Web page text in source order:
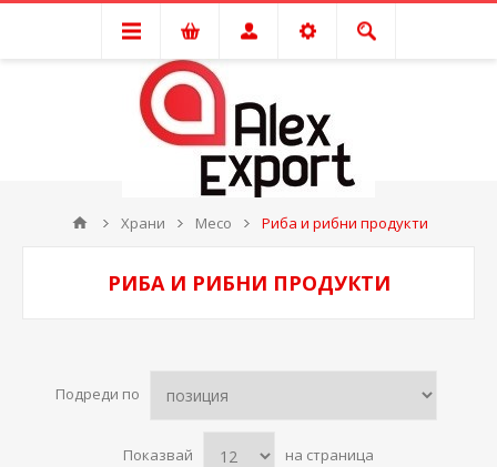
Храни Месо Риба и рибни продукти
РИБА И РИБНИ ПРОДУКТИ
Подреди по
Показвай на страница